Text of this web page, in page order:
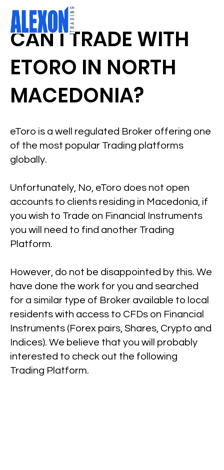
CAN I TRADE WITH
ETORO IN NORTH
MACEDONIA?
eToro is a well regulated Broker offering one
of the most popular Trading platforms
globally.
Unfortunately, No, eToro does not open
accounts to clients residing in Macedonia, if
you wish to Trade on Financial Instruments
you will need to find another Trading
Platform.
However, do not be disappointed by this. We
have done the work for you and searched
for a similar type of Broker available to local
residents with access to CFDs on Financial
Instruments (Forex pairs, Shares, Crypto and
Indices). We believe that you will probably
interested to check out the following
Trading Platform.